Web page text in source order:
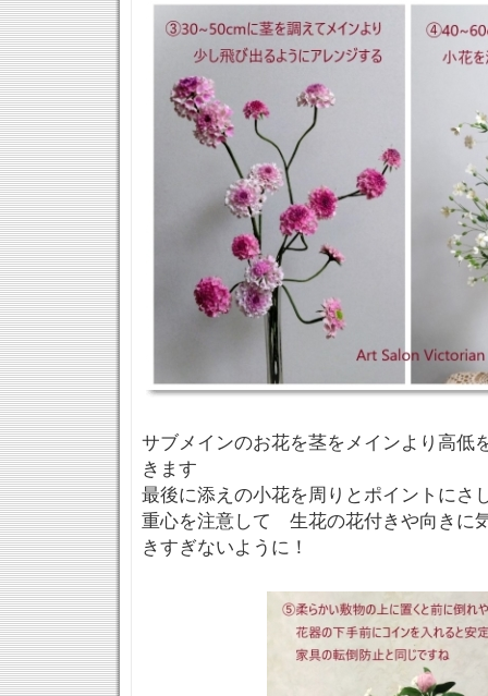
サブメインのお花を茎をメインより高低
きます
最後に添えの小花を周りとポイントにさ
重心を注意して 生花の花付きや向きに
きすぎないように！